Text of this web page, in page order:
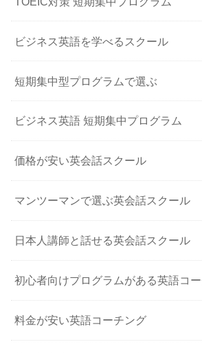
ビジネス英語を学べるスクール
短期集中型プログラムで選ぶ
ビジネス英語 短期集中プログラム
価格が安い英会話スクール
マンツーマンで選ぶ英会話スクール
日本人講師と話せる英会話スクール
初心者向けプログラムがある英語コ
料金が安い英語コーチング